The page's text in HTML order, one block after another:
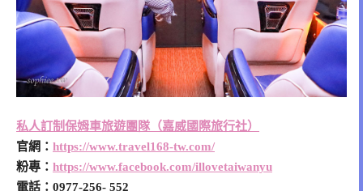
私人訂制保姆車旅遊團隊（嘉威國際旅行社）
官網： https://www.travel168-tw.com/
粉專： https://www.facebook.com/illovetaiwanyu
電話：0977-256- 552